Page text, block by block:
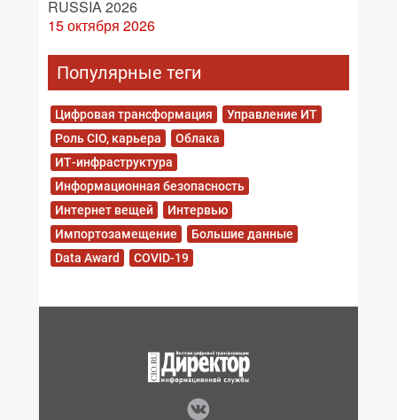
RUSSIA 2026
15 октября 2026
Популярные теги
Цифровая трансформация
Управление ИТ
Роль CIO, карьера
Облака
ИТ-инфраструктура
Информационная безопасность
Интернет вещей
Интервью
Импортозамещение
Большие данные
Data Award
COVID-19